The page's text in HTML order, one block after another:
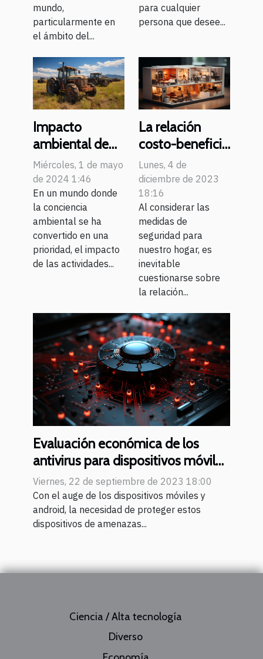
mundo,
particularmente en
el ámbito del...
para cualquier
persona que desee...
Impacto
ambiental de
los equipos
agrícolas
usados y cómo
mitigarlo
Miércoles, 1 de mayo
de 2024 1:46
En un mundo donde
la conciencia
ambiental se ha
convertido en una
prioridad, el impacto
de las actividades...
La relación
costo-beneficio
de instalar un
sistema de
alarma en casa
Lunes, 4 de
diciembre de 2023
18:16
Al considerar las
medidas de
seguridad para
nuestro hogar, es
inevitable
cuestionarse sobre
la relación...
Evaluación económica de los
antivirus para dispositivos móviles
y android
Viernes, 22 de septiembre de 2023 18:00
Con el auge de los dispositivos móviles y
android, la necesidad de proteger estos
dispositivos de amenazas...
Ciencia / Alta tecnología
Diverso